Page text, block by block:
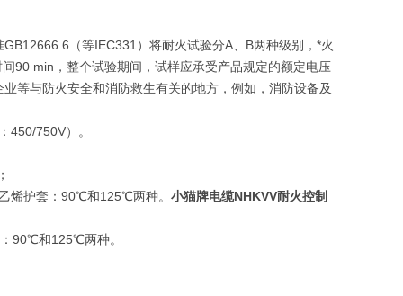
（等IEC331）将耐火试验分A、B两种级别，*火
90 min，整个试验期间，试样应承受产品规定的额定电压
等与防火安全和消防救生有关的地方，例如，消防设备及
750V）。
护套：90℃和125℃两种。 小猫牌电缆NHKVV耐火控制
90℃和125℃两种。